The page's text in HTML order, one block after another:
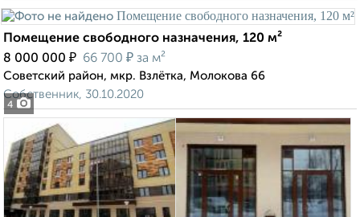
4
Помещение свободного назначения, 120 м²
8 000 000 ₽ 66 700 ₽ за м²
Советский район, мкр. Взлётка, Молокова 66
Собственник, 30.10.2020